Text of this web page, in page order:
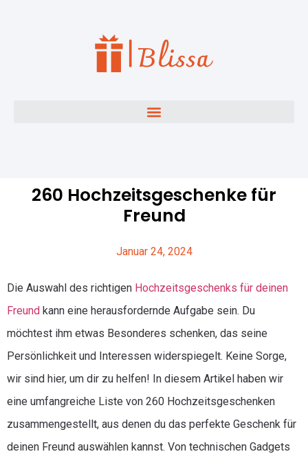
260 Hochzeitsgeschenke für
Freund
Januar 24, 2024
Die Auswahl des richtigen Hochzeitsgeschenks für deinen
Freund kann eine herausfordernde Aufgabe sein. Du
möchtest ihm etwas Besonderes schenken, das seine
Persönlichkeit und Interessen widerspiegelt. Keine Sorge,
wir sind hier, um dir zu helfen! In diesem Artikel haben wir
eine umfangreiche Liste von 260 Hochzeitsgeschenken
zusammengestellt, aus denen du das perfekte Geschenk für
deinen Freund auswählen kannst. Von technischen Gadgets